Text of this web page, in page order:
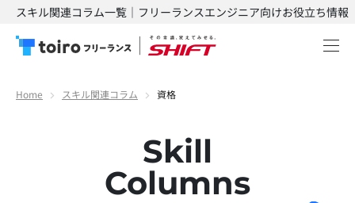
スキル関連コラム一覧｜フリーランスエンジニア向けお役立ち情報
Home スキル関連コラム 資格
Skill
Columns